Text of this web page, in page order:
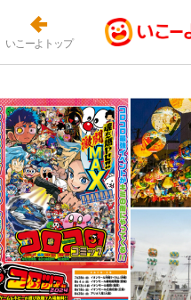
いこーよトップ